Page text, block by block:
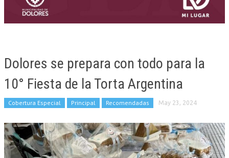
Dolores se prepara con todo para la
10° Fiesta de la Torta Argentina
Cobertura Especial Principal Recomendadas May 23, 2024